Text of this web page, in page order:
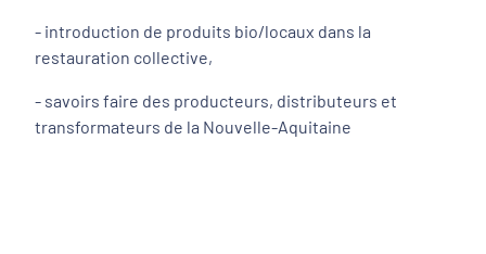
- introduction de produits bio/locaux dans la
restauration collective,
- savoirs faire des producteurs, distributeurs et
transformateurs de la Nouvelle-Aquitaine